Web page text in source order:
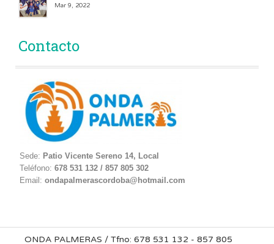
Mar 9, 2022
Contacto
Sede: Patio Vicente Sereno 14, Local
Teléfono: 678 531 132 / 857 805 302
Email: ondapalmerascordoba@hotmail.com
ONDA PALMERAS / Tfno: 678 531 132 - 857 805